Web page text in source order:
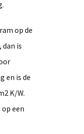
op de
is
en is de
K/W.
een